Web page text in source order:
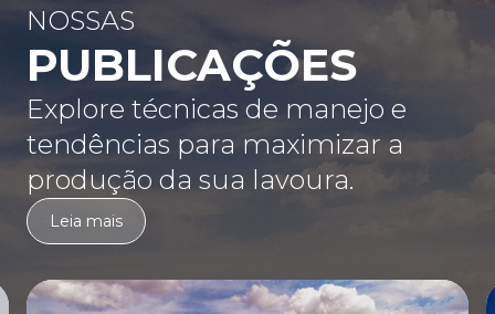
NOSSAS
PUBLICAÇÕES
Explore técnicas de manejo e
tendências para maximizar a
produção da sua lavoura.
Leia mais